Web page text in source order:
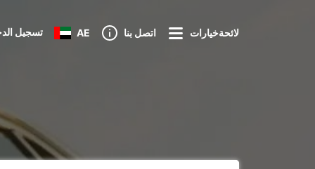
تسجيل AE اتصل بنا لائحةخيارات